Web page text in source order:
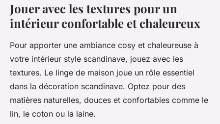
Jouer avec les textures pour un
intérieur confortable et chaleureux
Pour apporter une ambiance cosy et chaleureuse à
votre intérieur style scandinave, jouez avec les
textures. Le linge de maison joue un rôle essentiel
dans la décoration scandinave. Optez pour des
matières naturelles, douces et confortables comme le
lin, le coton ou la laine.